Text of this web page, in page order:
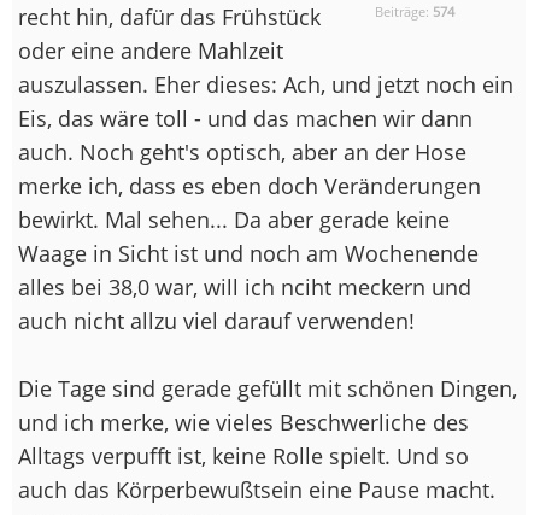
Beiträge: 574
recht hin, dafür das Frühstück
oder eine andere Mahlzeit
auszulassen. Eher dieses: Ach, und jetzt noch ein
Eis, das wäre toll - und das machen wir dann
auch. Noch geht's optisch, aber an der Hose
merke ich, dass es eben doch Veränderungen
bewirkt. Mal sehen... Da aber gerade keine
Waage in Sicht ist und noch am Wochenende
alles bei 38,0 war, will ich nciht meckern und
auch nicht allzu viel darauf verwenden!
Die Tage sind gerade gefüllt mit schönen Dingen,
und ich merke, wie vieles Beschwerliche des
Alltags verpufft ist, keine Rolle spielt. Und so
auch das Körperbewußtsein eine Pause macht.